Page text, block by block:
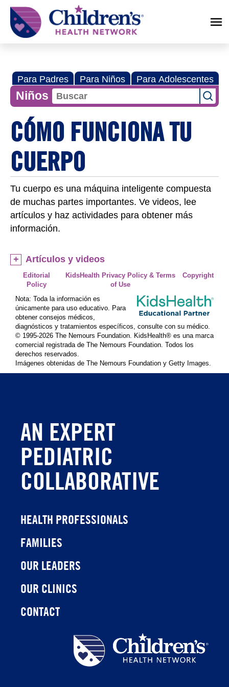
Children's
Health
Network
Para Padres Para Niños Para Adolescentes
Niños
CÓMO FUNCIONA TU
CUERPO
Tu cuerpo es una máquina inteligente compuesta
de muchas partes importantes. Ve videos, lee
artículos y haz actividades para obtener más
información.
Artículos y videos
Editorial
Policy
KidsHealth Privacy Policy & Terms
of Use
Copyright
Nota: Toda la información es
únicamente para uso educativo. Para
obtener consejos médicos,
diagnósticos y tratamientos específicos, consulte con su médico.
© 1995-2026 The Nemours Foundation. KidsHealth® es una marca
comercial registrada de The Nemours Foundation. Todos los
derechos reservados.
Imágenes obtenidas de The Nemours Foundation y Getty Images.
AN EXPERT
PEDIATRIC
COLLABORATIVE
HEALTH PROFESSIONALS
FAMILIES
OUR LEADERS
OUR CLINICS
CONTACT